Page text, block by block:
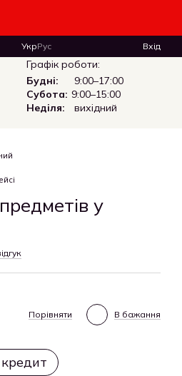
УкрРус Вхід
Графік роботи:
Будні:
9:00–17:00
Субота: 9:00–15:00
Неділя:
вихідний
у
Порівняти В бажання